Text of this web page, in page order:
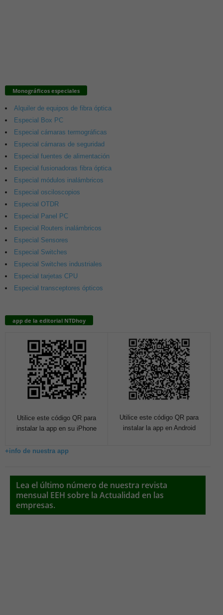
Monográficos especiales
Alquiler de equipos de fibra óptica
Especial Box PC
Especial cámaras termográficas
Especial cámaras de seguridad
Especial fuentes de alimentación
Especial fusionadoras fibra óptica
Especial módulos inalámbricos
Especial osciloscopios
Especial OTDR
Especial Panel PC
Especial Routers inalámbricos
Especial Sensores
Especial Switches
Especial Switches industriales
Especial tarjetas CPU
Especial transceptores ópticos
app de la editorial NTDhoy
Utilice este código QR para
instalar la app en su iPhone
Utilice este código QR para
instalar la app en Android
+info de nuestra app
Lea el último número de nuestra revista
mensual EEH sobre la Actualidad en las
empresas.